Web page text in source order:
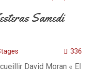
Samedi
336
David Moran « El